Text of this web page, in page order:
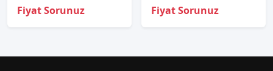
Fiyat Sorunuz Fiyat Sorunuz